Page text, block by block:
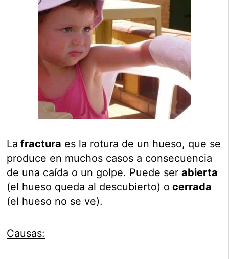
La fractura es la rotura de un hueso, que se
produce en muchos casos a consecuencia
de una caída o un golpe. Puede serabierta
(el hueso queda al descubierto) o cerrada
(el hueso no se ve).
Causas: